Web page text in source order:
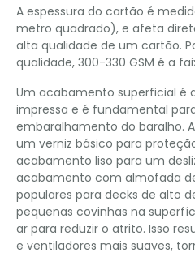
A espessura do cartão é
metro quadrado), e afeta
alta qualidade de um cartão.
qualidade, 300-330 GSM é a
Um acabamento superficial é
impressa e é fundamental
embaralhamento do baralho.
um verniz básico para
acabamento liso para um
acabamento com almofada
populares para decks de alto
pequenas covinhas na
ar para reduzir o atrito. Isso
e ventiladores mais suaves,